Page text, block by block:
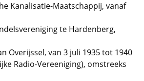
Kanalisatie-Maatschappij, vanaf
te Hardenberg,
Overijssel, van 3 juli 1935 tot 1940
Radio-Vereeniging), omstreeks